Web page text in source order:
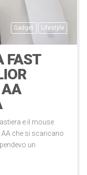
Gadget Lifestyle
FAST
e il mouse
che si scaricano
un